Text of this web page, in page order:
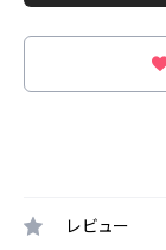
レビュー